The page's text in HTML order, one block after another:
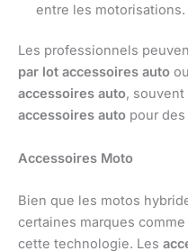
entre les motorisations.
Les professionnels
par lot accessoires auto
accessoires auto,
accessoires auto pour
Accessoires Moto
Bien que les motos
certaines marques
cette technologie. Les